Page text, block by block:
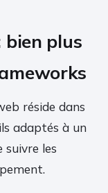
bien plus
réside dans
adaptés à un
les